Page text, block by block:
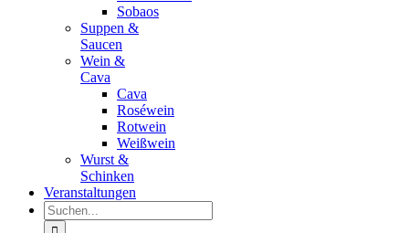
Sobaos
Suppen &
Saucen
Wein &
Cava
Cava
Roséwein
Rotwein
Weißwein
Wurst &
Schinken
Veranstaltungen
Suche
nach: